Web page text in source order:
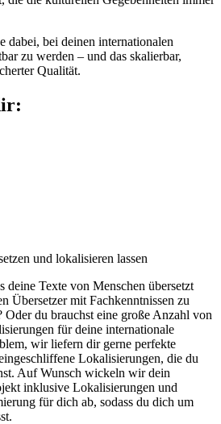
dabei, bei deinen internationalen
zu werden – und das skalierbar,
Qualität.
und lokalisieren lassen
deine Texte von Menschen übersetzt
Übersetzer mit Fachkenntnissen zu
Oder du brauchst eine große Anzahl von
für deine internationale
wir liefern dir gerne perfekte
Lokalisierungen, die du
Auf Wunsch wickeln wir dein
inklusive Lokalisierungen und
für dich ab, sodass du dich um